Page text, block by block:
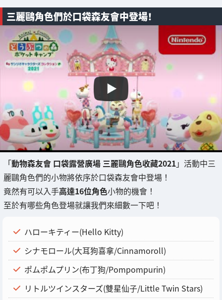
三麗鷗角色們於口袋森友會中登場！
「動物森友會 口袋露營廣場 三麗鷗角色收藏2021」活動中三
麗鷗角色們的小物將依序於口袋森友會中登場！
竟然有可以入手高達16位角色小物的機會！
至於有哪些角色登場就讓我們來細數一下吧！
ハローキティー(Hello Kitty)
シナモロール(大耳狗喜拿/Cinnamoroll)
ポムポムプリン(布丁狗/Pompompurin)
リトルツインスターズ(雙星仙子/Little Twin Stars)